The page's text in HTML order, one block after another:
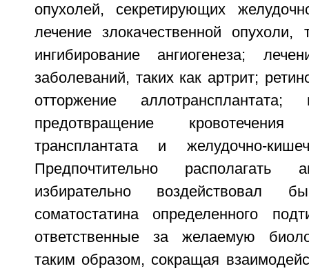
опухолей, секретирующих
лечение злокачественной опухоли,
ингибирование ангиогенеза;
заболеваний, таких как артрит;
отторжение аллотрансплантата;
предотвращение
трансплантата и желудочно-
Предпочтительно располагать
избирательно воздействовал
соматостатина определенного
ответственные за желаемую
таким образом, сокращая